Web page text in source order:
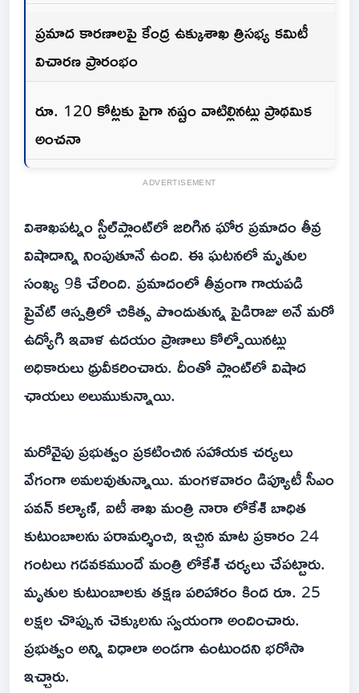
ప్రమాద కారణాలపై కేంద్ర ఉక్కుశాఖ త్రిసభ్య కమిటీ
విచారణ ప్రారంభం
రూ. 120 కోట్లకు పైగా నష్టం వాటిల్లినట్లు ప్రాథమిక
అంచనా
ADVERTISEMENT
విశాఖపట్నం స్టీల్‌ప్లాంట్‌లో జరిగిన ఘోర ప్రమాదం తీవ్ర
విషాదాన్ని నింపుతూనే ఉంది. ఈ ఘటనలో మృతుల
సంఖ్య 9కి చేరింది. ప్రమాదంలో తీవ్రంగా గాయపడి
ప్రైవేట్ ఆస్పత్రిలో చికిత్స పొందుతున్న పైడిరాజు అనే మరో
ఉద్యోగి ఇవాళ‌ ఉదయం ప్రాణాలు కోల్పోయినట్లు
అధికారులు ధ్రువీకరించారు. దీంతో ప్లాంట్‌లో విషాద
ఛాయలు అలుముకున్నాయి.
మరోవైపు ప్రభుత్వం ప్రకటించిన సహాయక చర్యలు
వేగంగా అమలవుతున్నాయి. మంగళవారం డిప్యూటీ సీఎం
పవన్ కల్యాణ్, ఐటీ శాఖ మంత్రి నారా లోకేశ్‌ బాధిత
కుటుంబాలను పరామర్శించి, ఇచ్చిన మాట ప్రకారం 24
గంటలు గడవకముందే మంత్రి లోకేశ్‌ చర్యలు చేపట్టారు.
మృతుల కుటుంబాలకు తక్షణ పరిహారం కింద రూ. 25
లక్షల చొప్పున చెక్కులను స్వయంగా అందించారు.
ప్రభుత్వం అన్ని విధాలా అండగా ఉంటుందని భరోసా
ఇచ్చారు.